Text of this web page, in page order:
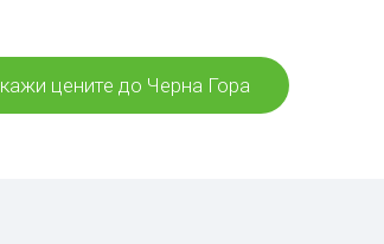
цените до Черна Гора